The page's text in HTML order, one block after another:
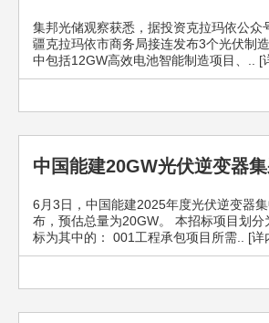
集邦光储观察获悉，据投资克拉玛依公众
疆克拉玛依市商务局接连发布3个光伏制
中包括12GW高效电池智能制造项目、.. [
中国能建20GW光伏逆变器
6月3日，中国能建2025年度光伏逆变器
布，预估总量为20GW。 本招标项目划分
标为其中的： 001工程承包项目所需.. [详